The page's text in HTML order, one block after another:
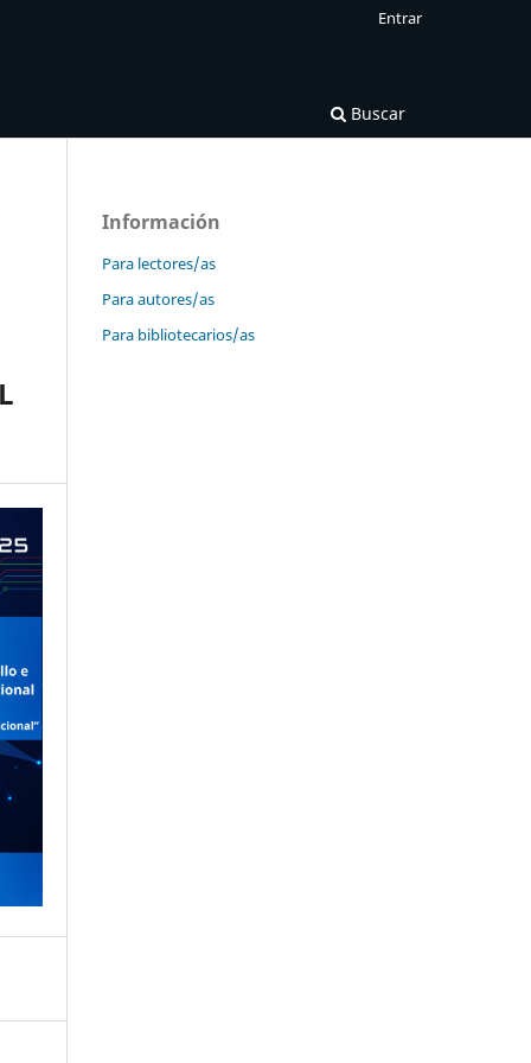
Buscar
Entrar
Información
Para lectores/as
Para autores/as
Para bibliotecarios/as